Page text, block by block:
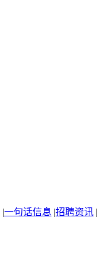
|一句话信息 |招聘资讯 |